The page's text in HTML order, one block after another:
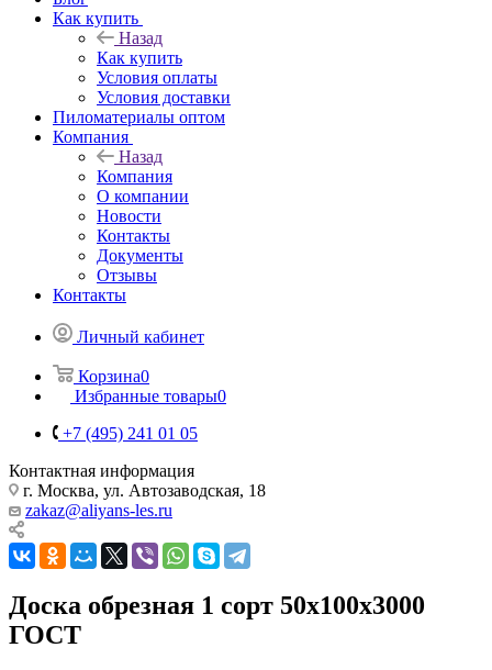
Как купить
Назад
Как купить
Условия оплаты
Условия доставки
Пиломатериалы оптом
Компания
Назад
Компания
О компании
Новости
Контакты
Документы
Отзывы
Контакты
Личный кабинет
Корзина0
Избранные товары0
+7 (495) 241 01 05
Контактная информация
г. Москва, ул. Автозаводская, 18
zakaz@aliyans-les.ru
Доска обрезная 1 сорт 50х100х3000
ГОСТ